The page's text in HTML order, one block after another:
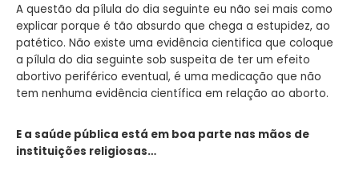
A questão da pílula do dia seguinte eu não sei mais como
explicar porque é tão absurdo que chega a estupidez, ao
patético. Não existe uma evidência cientifica que coloque
a pílula do dia seguinte sob suspeita de ter um efeito
abortivo periférico eventual, é uma medicação que não
tem nenhuma evidência científica em relação ao aborto.
E a saúde pública está em boa parte nas mãos de
instituições religiosas…